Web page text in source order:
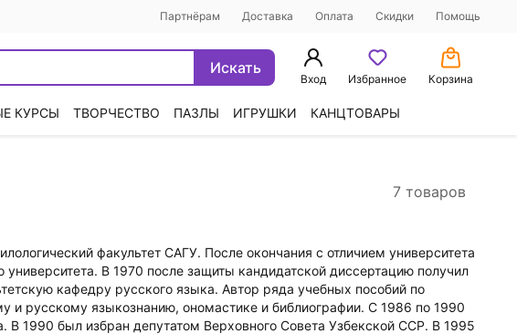
Партнёрам Доставка Оплата Скидки Помощь
Искать
Вход Избранное Корзина
КУРСЫ ТВОРЧЕСТВО ПАЗЛЫ ИГРУШКИ КАНЦТОВАРЫ
7 товаров
факультет САГУ. После окончания с отличием университета
В 1970 после защиты кандидатской диссертацию получил
кафедру русского языка. Автор ряда учебных пособий по
и русскому языкознанию, ономастике и библиографии. С 1986 по 1990
1990 был избран депутатом Верховного Совета Узбекской ССР. В 1995